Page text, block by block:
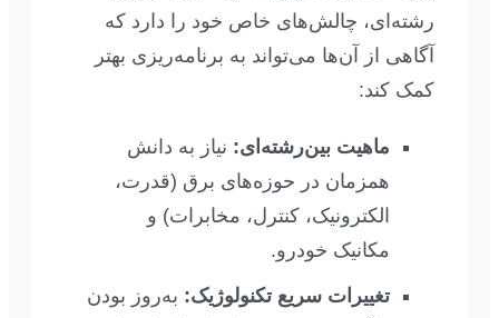
رشته‌ای، چالش‌های خاص خود را دارد که
آگاهی از آن‌ها می‌تواند به برنامه‌ریزی بهتر
کمک کند:
ماهیت بین‌رشته‌ای: نیاز به دانش
همزمان در حوزه‌های برق (قدرت،
الکترونیک، کنترل، مخابرات) و
مکانیک خودرو.
تغییرات سریع تکنولوژیک: به‌روز بودن